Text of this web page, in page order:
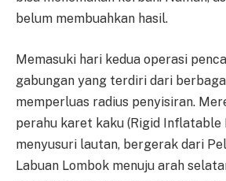
belum membuahkan hasil.
Memasuki hari kedua operasi
gabungan yang terdiri dari
memperluas radius penyisiran.
perahu karet kaku (Rigid Inflatable
menyusuri lautan, bergerak dari
Labuan Lombok menuju arah